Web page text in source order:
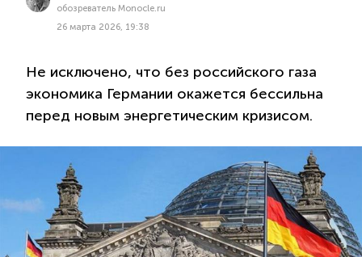
обозреватель Monocle.ru
26 марта 2026, 19:38
Не исключено, что без российского газа
экономика Германии окажется бессильна
перед новым энергетическим кризисом.